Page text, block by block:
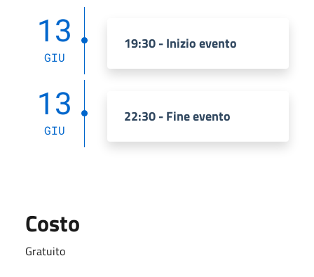
13
GIU
19:30 - Inizio evento
13
GIU
22:30 - Fine evento
Costo
Gratuito